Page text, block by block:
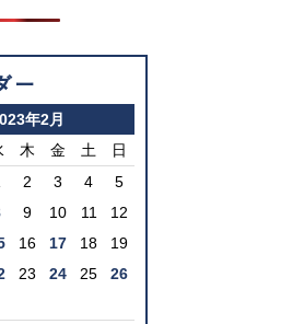
ー
年2月
木 金 土 日
2 3 4
5
9 10 11
12
16 17 18
19
23 24 25
26